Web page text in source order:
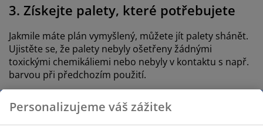
3. Získejte palety, které potřebujete
Jakmile máte plán vymyšlený, můžete jít palety shánět.
Ujistěte se, že palety nebyly ošetřeny žádnými
toxickými chemikáliemi nebo nebyly v kontaktu s např.
barvou při předchozím použití.
4. Najděte správné polstry
Personalizujeme váš zážitek